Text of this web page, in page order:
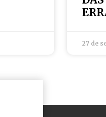
27 de